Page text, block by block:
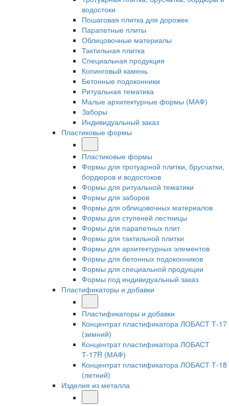
водостоки
Пошаговая плитка для дорожек
Парапетные плиты
Облицовочные материалы
Тактильная плитка
Специальная продукция
Копинговый камень
Бетонные подоконники
Ритуальная тематика
Малые архитектурные формы (МАФ)
Заборы
Индивидуальный заказ
Пластиковые формы
Пластиковые формы
Формы для тротуарной плитки, брусчатки,
бордюров и водостоков
Формы для ритуальной тематики
Формы для заборов
Формы для облицовочных материалов
Формы для ступеней лестницы
Формы для парапетных плит
Формы для тактильной плитки
Формы для архитектурных элементов
Формы для бетонных подоконников
Формы для специальной продукции
Формы под индивидуальный заказ
Пластификаторы и добавки
Пластификаторы и добавки
Концентрат пластификатора ЛОБАСТ Т-17
(зимний)
Концентрат пластификатора ЛОБАСТ
Т-17R (МАФ)
Концентрат пластификатора ЛОБАСТ Т-18
(летний)
Изделия из металла